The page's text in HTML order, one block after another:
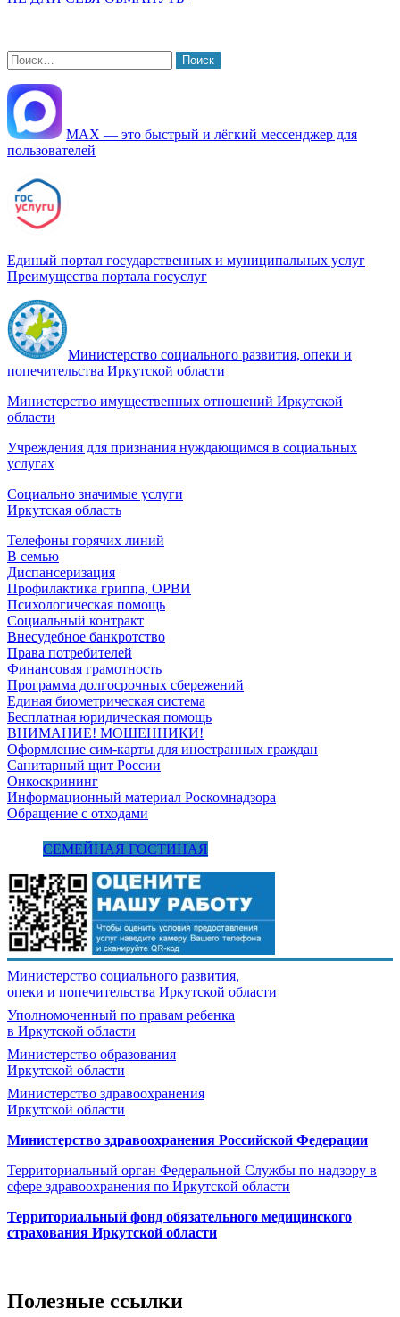
Найти:
МАХ — это быстрый и лёгкий мессенджер для
пользователей
Единый портал государственных и муниципальных услуг
Преимущества портала госуслуг
Министерство социального развития, опеки и
попечительства Иркутской области
Министерство имущественных отношений Иркутской
области
Учреждения для признания нуждающимся в социальных
услугах
Социально значимые услуги
Иркутская область
Телефоны горячих линий
В семью
Диспансеризация
Профилактика гриппа, ОРВИ
Психологическая помощь
Социальный контракт
Внесудебное банкротство
Права потребителей
Финансовая грамотность
Программа долгосрочных сбережений
Единая биометрическая система
Бесплатная юридическая помощь
ВНИМАНИЕ! МОШЕННИКИ!
Оформление сим-карты для иностранных граждан
Санитарный щит России
Онкоскрининг
Информационный материал Роскомнадзора
Обращение с отходами
СЕМЕЙНАЯ ГОСТИНАЯ
Министерство социального развития,
опеки и попечительства Иркутской области
Уполномоченный по правам ребенка
в Иркутской области
Министерство образования
Иркутской области
Министерство здравоохранения
Иркутской области
Министерство здравоохранения Росcийской Федерации
Территориальный орган Федеральной Службы по надзору в
сфере здравоохранения по Иркутской области
Территориальный фонд обязательного медицинского
страхования Иркутской области
Полезные ссылки